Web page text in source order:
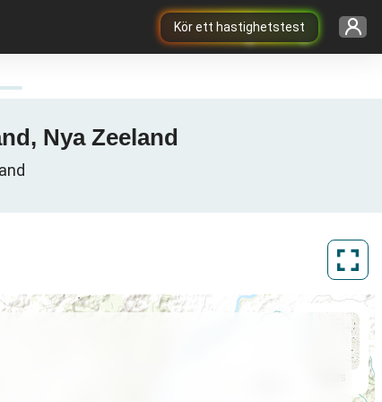
Kör ett hastighetstest
Nya Zeeland